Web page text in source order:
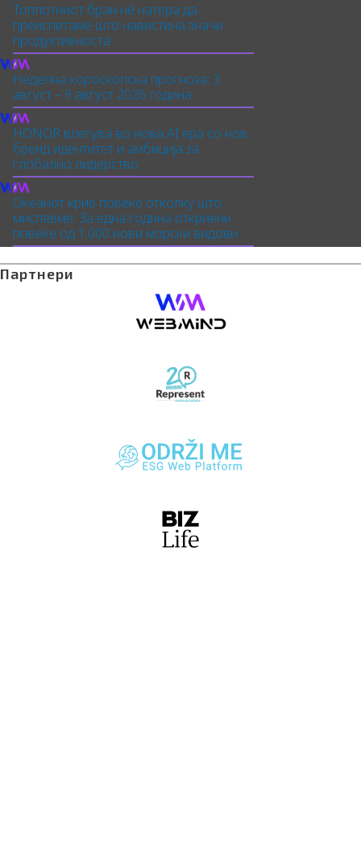
Топлотниот бран нè натера да
преиспитаме што навистина значи
продуктивноста
Неделна хороскопска прогноза: 3
август – 9 август 2026 година
HONOR влегува во нова AI ера со нов
бренд идентитет и амбиција за
глобално лидерство
Океанот крие повеќе отколку што
мислевме: За една година откриени
повеќе од 1.000 нови морски видови
Партнери